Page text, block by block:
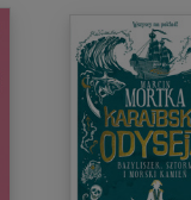
Kubasiewicz